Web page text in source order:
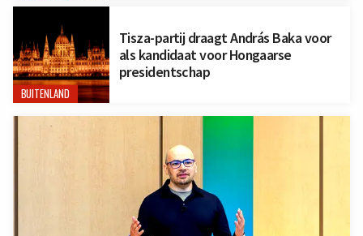
BUITENLAND
Tisza-partij draagt András Baka voor
als kandidaat voor Hongaarse
presidentschap